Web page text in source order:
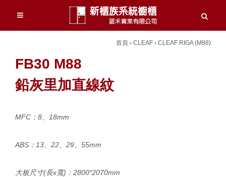
首頁 › CLEAF › CLEAF RIGA (M88)
FB30 M88
鉛灰里加直線紋
MFC：8、18mm
ABS：13、22、29、55mm
大板尺寸(長x寬)：2800*2070mm